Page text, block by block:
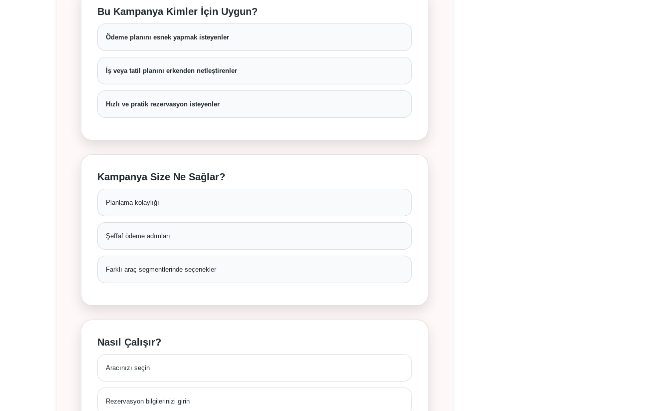
Bu Kampanya Kimler İçin Uygun?
Ödeme planını esnek yapmak isteyenler
İş veya tatil planını erkenden netleştirenler
Hızlı ve pratik rezervasyon isteyenler
Kampanya Size Ne Sağlar?
Planlama kolaylığı
Şeffaf ödeme adımları
Farklı araç segmentlerinde seçenekler
Nasıl Çalışır?
Aracınızı seçin
Rezervasyon bilgilerinizi girin